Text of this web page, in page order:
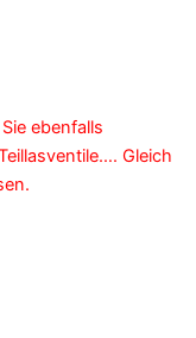
ebenfalls
Gleich